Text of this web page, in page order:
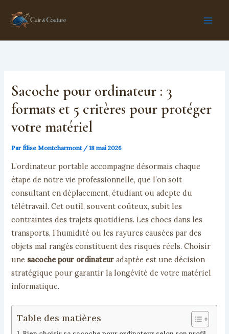
Sacoche pour ordinateur : 3
formats et 5 critères pour protéger
votre matériel
ParÉlise Montcharmont /18 mai 2026
L’ordinateur portable accompagne désormais chaque
étape de notre vie professionnelle, que l’on soit
consultant en déplacement, étudiant ou adepte du
télétravail. Cet outil, souvent coûteux, subit les
contraintes des trajets quotidiens. Les chocs dans les
transports, l’humidité ou les rayures causées par des
objets mal rangés constituent des risques réels. Choisir
une sacoche pour ordinateur adaptée est une décision
stratégique pour garantir la longévité de votre matériel
informatique.
Table des matières